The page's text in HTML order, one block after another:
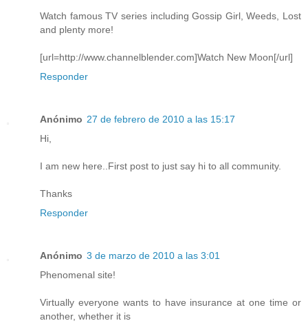
Watch famous TV series including Gossip Girl, Weeds, Lost
and plenty more!
[url=http://www.channelblender.com]Watch New Moon[/url]
Responder
Anónimo 27 de febrero de 2010 a las 15:17
Hi,
I am new here..First post to just say hi to all community.
Thanks
Responder
Anónimo 3 de marzo de 2010 a las 3:01
Phenomenal site!
Virtually everyone wants to have insurance at one time or
another, whether it is